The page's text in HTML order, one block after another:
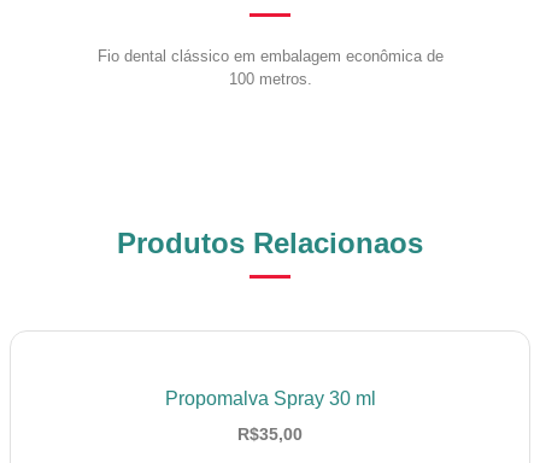
Fio dental clássico em embalagem econômica de
100 metros.
Produtos Relacionaos
Propomalva Spray 30 ml
R$35,00